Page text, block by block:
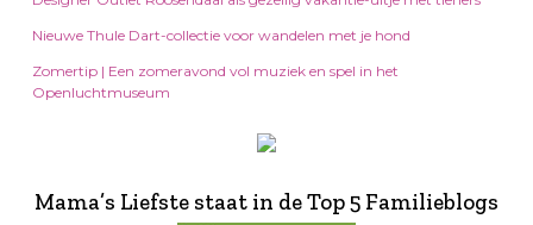
Nieuwe Thule Dart-collectie voor wandelen met je hond
Zomertip | Een zomeravond vol muziek en spel in het
Openluchtmuseum
Mama’s Liefste staat in de Top 5 Familieblogs